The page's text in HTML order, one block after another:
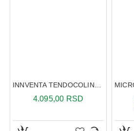
4.095,00 RSD